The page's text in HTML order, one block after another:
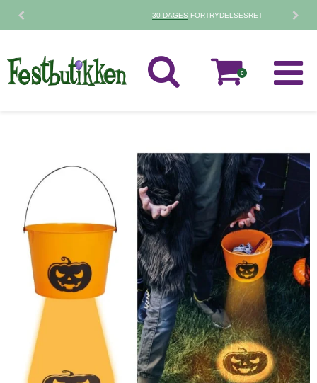
FORTRYDELSESRET
0